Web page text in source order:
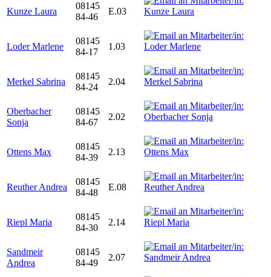
Kunze Laura
08145
84-46
E.03
Loder Marlene
08145
84-17
1.03
Merkel Sabrina
08145
84-24
2.04
Oberbacher
Sonja
08145
84-67
2.02
Ottens Max
08145
84-39
2.13
Reuther Andrea
08145
84-48
E.08
Riepl Maria
08145
84-30
2.14
Sandmeir
Andrea
08145
84-49
2.07